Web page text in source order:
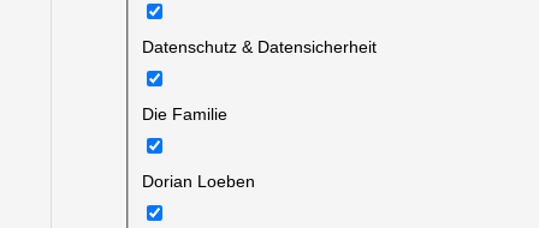
Datenschutz & Datensicherheit
Die Familie
Dorian Loeben